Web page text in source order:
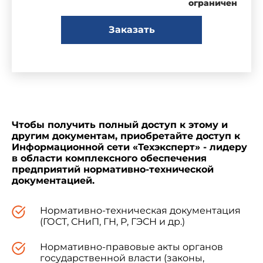
условий и других нормативных документов;
планировании повышения качества
конструкций;
разработке систем управления качеством;
составления отчетности и информации о
качестве.
Нормы, требования и методы контроля
ограничен
Заказать
Чтобы получить полный доступ к этому и
другим документам, приобретайте доступ к
Информационной сети «Техэксперт» - лидеру
в области комплексного обеспечения
предприятий нормативно-технической
документацией.
Нормативно-техническая документация
(ГОСТ, СНиП, ГН, Р, ГЭСН и др.)
Нормативно-правовые акты органов
государственной власти (законы,